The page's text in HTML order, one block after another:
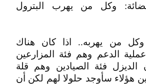
وكل من يهرب البترول
وكل من يهربه.. اذا كان هناك
الدعم وهم فئة المزارعين
الديزل فئة الصيادين وهم قلة
هؤلاء سأوجد حلولا لهم لكن أن